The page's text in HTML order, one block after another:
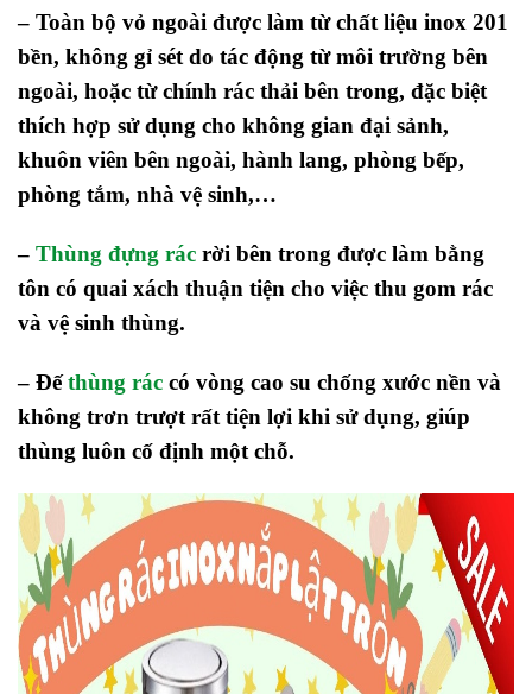
– Toàn bộ vỏ ngoài được làm từ chất liệu inox 201
bền, không gỉ sét do tác động từ môi trường bên
ngoài, hoặc từ chính rác thải bên trong, đặc biệt
thích hợp sử dụng cho không gian đại sảnh,
khuôn viên bên ngoài, hành lang, phòng bếp,
phòng tắm, nhà vệ sinh,…
– Thùng đựng rác rời bên trong được làm bằng
tôn có quai xách thuận tiện cho việc thu gom rác
và vệ sinh thùng.
– Đếthùng rác có vòng cao su chống xước nền và
không trơn trượt rất tiện lợi khi sử dụng, giúp
thùng luôn cố định một chỗ.